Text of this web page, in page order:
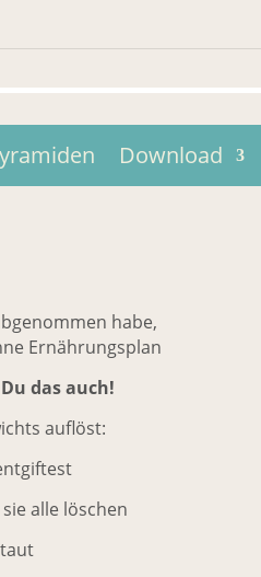
Download
habe,
Ernährungsplan
das auch!
auflöst:
alle löschen